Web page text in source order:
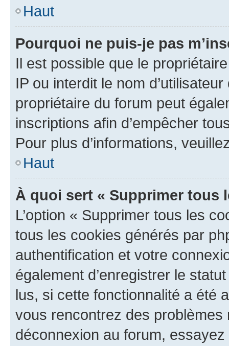
Haut
Pourquoi ne puis-je pas
Il est possible que le
IP ou interdit le nom
propriétaire du forum peut
inscriptions afin d’empêcher
Pour plus d’informations,
Haut
À quoi sert « Supprimer tous
L’option « Supprimer tous les
tous les cookies générés par
authentification et votre
également d’enregistrer le
lus, si cette fonctionnalité a été
vous rencontrez des
déconnexion au forum,